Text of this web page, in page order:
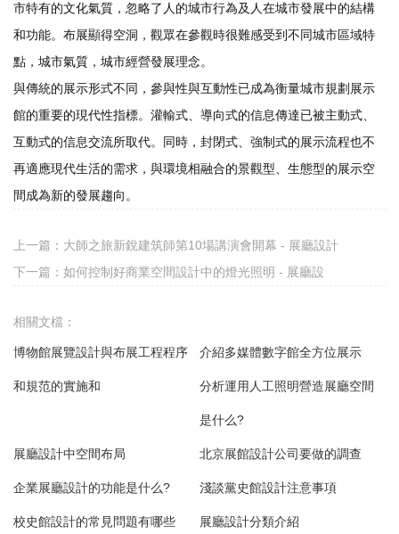
市特有的文化氣質，忽略了人的城市行為及人在城市發展中的結構
和功能。布展顯得空洞，觀眾在參觀時很難感受到不同城市區域特
點，城市氣質，城市經營發展理念。
與傳統的展示形式不同，參與性與互動性已成為衡量城市規劃展示
館的重要的現代性指標。灌輸式、導向式的信息傳達已被主動式、
互動式的信息交流所取代。同時，封閉式、強制式的展示流程也不
再適應現代生活的需求，與環境相融合的景觀型、生態型的展示空
間成為新的發展趨向。
上一篇： 大師之旅新銳建筑師第10場講演會開幕 - 展廳設計
下一篇： 如何控制好商業空間設計中的燈光照明 - 展廳設
相關文檔：
博物館展覽設計與布展工程程序
和規范的實施和
介紹多媒體數字館全方位展示
分析運用人工照明營造展廳空間
是什么?
展廳設計中空間布局 北京展館設計公司要做的調查
企業展廳設計的功能是什么? 淺談黨史館設計注意事項
校史館設計的常見問題有哪些 展廳設計分類介紹